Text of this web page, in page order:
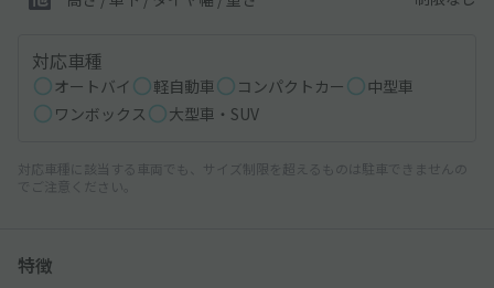
対応車種
オートバイ 軽自動車 コンパクトカー
中型車
ワンボックス
大型車・SUV
対応車種に該当する車両でも、サイズ制限を超えるものは駐車できませんの
でご注意ください。
特徴